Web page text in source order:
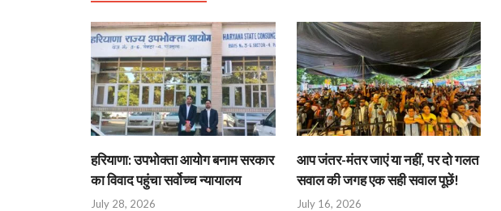
हरियाणा: उपभोक्ता आयोग बनाम सरकार
का विवाद पहुंचा सर्वोच्च न्यायालय
July 28, 2026
आप जंतर-मंतर जाएं या नहीं, पर दो गलत
सवाल की जगह एक सही सवाल पूछें!
July 16, 2026